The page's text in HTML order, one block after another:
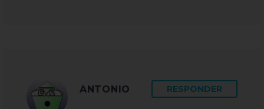
ANTONIO RESPONDER